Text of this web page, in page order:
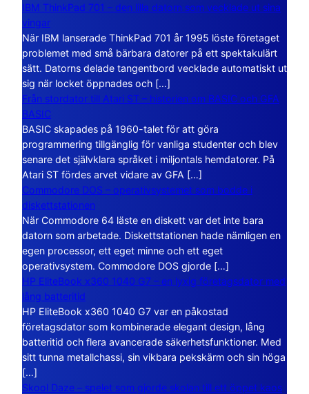
IBM ThinkPad 701 – den lilla datorn som vecklade ut sina
vingar
När IBM lanserade ThinkPad 701 år 1995 löste företaget
problemet med små bärbara datorer på ett spektakulärt
sätt. Datorns delade tangentbord vecklade automatiskt ut
sig när locket öppnades och […]
Från stordator till Atari ST – historien om BASIC och GFA
BASIC
BASIC skapades på 1960-talet för att göra
programmering tillgänglig för vanliga studenter och blev
senare det självklara språket i miljontals hemdatorer. På
Atari ST fördes arvet vidare av GFA […]
Commodore DOS – operativsystemet som bodde i
diskettstationen
När Commodore 64 läste en diskett var det inte bara
datorn som arbetade. Diskettstationen hade nämligen en
egen processor, ett eget minne och ett eget
operativsystem. Commodore DOS gjorde […]
HP EliteBook x360 1040 G7 – en lyxig företagsdator med
lång batteritid
HP EliteBook x360 1040 G7 var en påkostad
företagsdator som kombinerade elegant design, lång
batteritid och flera avancerade säkerhetsfunktioner. Med
sitt tunna metallchassi, sin vikbara pekskärm och sin höga
[…]
Skool Daze – spelet som gjorde skolan till ett öppet kaos